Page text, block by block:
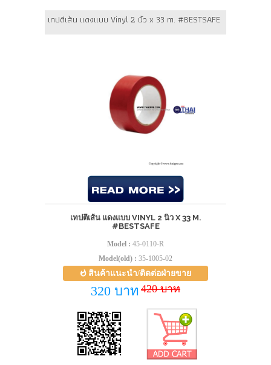
เทปตีเส้น แดงแบบ Vinyl 2 นิ้ว x 33 m. #BESTSAFE
เทปตีเส้น แดงแบบ VINYL 2 นิ้ว X 33 M.
#BESTSAFE
Model : 45-0110-R
Model(old) : 35-1005-02
สินค้าแนะนำ/ติดต่อฝ่ายขาย
320 บาท 420 บาท